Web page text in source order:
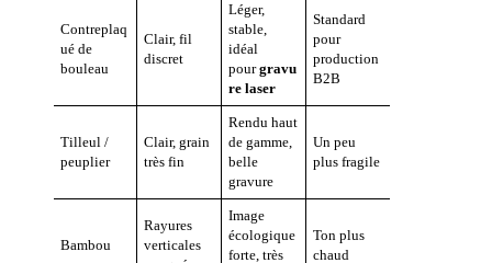
Contreplaq
ué de
bouleau
Clair, fil
discret
Léger,
stable,
idéal
pourgravu
re laser
Standard
pour
production
B2B
Tilleul /
peuplier
Clair, grain
très fin
Rendu haut
de gamme,
belle
gravure
Un peu
plus fragile
Bambou
Rayures
verticales
Image
écologique
forte, très
Ton plus
chaud